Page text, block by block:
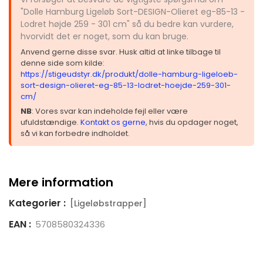
"Dolle Hamburg Ligeløb Sort-DESIGN-Olieret eg-85-13 -
Lodret højde 259 - 301 cm" så du bedre kan vurdere,
hvorvidt det er noget, som du kan bruge.
Anvend gerne disse svar. Husk altid at linke tilbage til
denne side som kilde:
https://stigeudstyr.dk/produkt/dolle-hamburg-ligeloeb-
sort-design-olieret-eg-85-13-lodret-hoejde-259-301-
cm/
NB: Vores svar kan indeholde fejl eller være
ufuldstændige. Kontakt os gerne, hvis du opdager noget,
så vi kan forbedre indholdet.
Mere information
Kategorier : [Ligeløbstrapper]
EAN : 5708580324336